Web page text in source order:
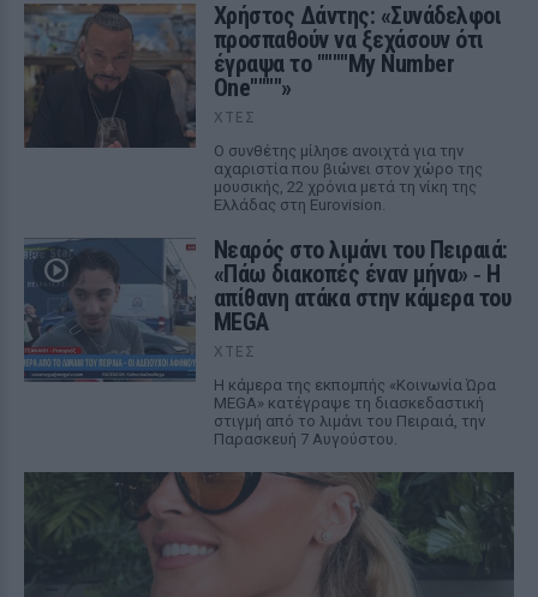
Χρήστος Δάντης: «Συνάδελφοι
προσπαθούν να ξεχάσουν ότι
έγραψα το """"My Number
One""""»
ΧΤΕΣ
Ο συνθέτης μίλησε ανοιχτά για την
αχαριστία που βιώνει στον χώρο της
μουσικής, 22 χρόνια μετά τη νίκη της
Ελλάδας στη Eurovision.
Νεαρός στο λιμάνι του Πειραιά:
«Πάω διακοπές έναν μήνα» ‑ Η
απίθανη ατάκα στην κάμερα του
MEGA
ΧΤΕΣ
Η κάμερα της εκπομπής «Κοινωνία Ώρα
MEGA» κατέγραψε τη διασκεδαστική
στιγμή από το λιμάνι του Πειραιά, την
Παρασκευή 7 Αυγούστου.